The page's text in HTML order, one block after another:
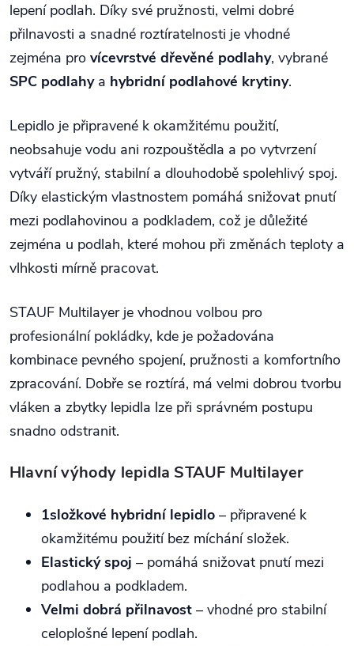
lepení podlah. Díky své pružnosti, velmi dobré
přilnavosti a snadné roztíratelnosti je vhodné
zejména pro vícevrstvé dřevěné podlahy, vybrané
SPC podlahya hybridní podlahové krytiny.
Lepidlo je připravené k okamžitému použití,
neobsahuje vodu ani rozpouštědla a po vytvrzení
vytváří pružný, stabilní a dlouhodobě spolehlivý spoj.
Díky elastickým vlastnostem pomáhá snižovat pnutí
mezi podlahovinou a podkladem, což je důležité
zejména u podlah, které mohou při změnách teploty a
vlhkosti mírně pracovat.
STAUF Multilayer je vhodnou volbou pro
profesionální pokládky, kde je požadována
kombinace pevného spojení, pružnosti a komfortního
zpracování. Dobře se roztírá, má velmi dobrou tvorbu
vláken a zbytky lepidla lze při správném postupu
snadno odstranit.
Hlavní výhody lepidla STAUF Multilayer
1složkové hybridní lepidlo – připravené k
okamžitému použití bez míchání složek.
Elastický spoj – pomáhá snižovat pnutí mezi
podlahou a podkladem.
Velmi dobrá přilnavost – vhodné pro stabilní
celoplošné lepení podlah.